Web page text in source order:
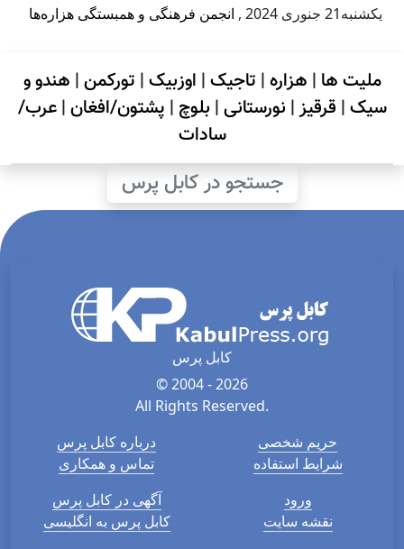
يكشنبه21 جنوری 2024 , انجمن فرهنگی و همبستگی هزاره‌ها
ملیت ها | هزاره| تاجیک| اوزبیک| تورکمن| هندو و
سیک| قرقیز| نورستانی| بلوچ | پشتون/افغان|عرب/
سادات
جستجو در کابل پرس
کابل پرس
© 2004 - 2026
All Rights Reserved.
درباره کابل پرس
تماس و همکاری
حریم شخصی
شرایط استفاده
آگهی در کابل پرس
کابل پرس به انگلیسی
ورود
نقشه سایت